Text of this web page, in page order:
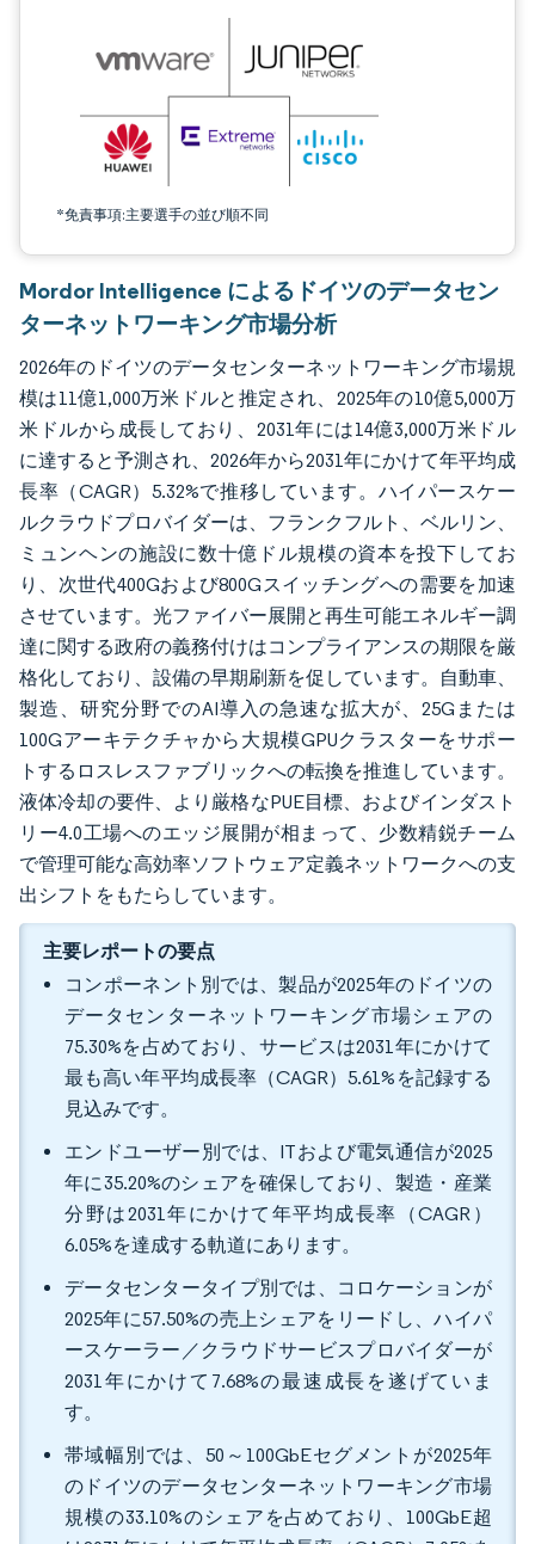
*免責事項:主要選手の並び順不同
Mordor Intelligence によるドイツのデータセン
ターネットワーキング市場分析
2026年のドイツのデータセンターネットワーキング市場規
模は11億1,000万米ドルと推定され、2025年の10億5,000万
米ドルから成長しており、2031年には14億3,000万米ドル
に達すると予測され、2026年から2031年にかけて年平均成
長率（CAGR）5.32%で推移しています。ハイパースケー
ルクラウドプロバイダーは、フランクフルト、ベルリン、
ミュンヘンの施設に数十億ドル規模の資本を投下してお
り、次世代400Gおよび800Gスイッチングへの需要を加速
させています。光ファイバー展開と再生可能エネルギー調
達に関する政府の義務付けはコンプライアンスの期限を厳
格化しており、設備の早期刷新を促しています。自動車、
製造、研究分野でのAI導入の急速な拡大が、25Gまたは
100Gアーキテクチャから大規模GPUクラスターをサポー
トするロスレスファブリックへの転換を推進しています。
液体冷却の要件、より厳格なPUE目標、およびインダスト
リー4.0工場へのエッジ展開が相まって、少数精鋭チーム
で管理可能な高効率ソフトウェア定義ネットワークへの支
出シフトをもたらしています。
主要レポートの要点
コンポーネント別では、製品が2025年のドイツの
データセンターネットワーキング市場シェアの
75.30%を占めており、サービスは2031年にかけて
最も高い年平均成長率（CAGR）5.61%を記録する
見込みです。
エンドユーザー別では、ITおよび電気通信が2025
年に35.20%のシェアを確保しており、製造・産業
分野は2031年にかけて年平均成長率（CAGR）
6.05%を達成する軌道にあります。
データセンタータイプ別では、コロケーションが
2025年に57.50%の売上シェアをリードし、ハイパ
ースケーラー／クラウドサービスプロバイダーが
2031年にかけて7.68%の最速成長を遂げていま
す。
帯域幅別では、50～100GbEセグメントが2025年
のドイツのデータセンターネットワーキング市場
規模の33.10%のシェアを占めており、100GbE超